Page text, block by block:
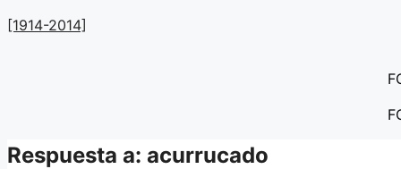
Saltar
[1914-2014]
Respuesta a: acurrucado